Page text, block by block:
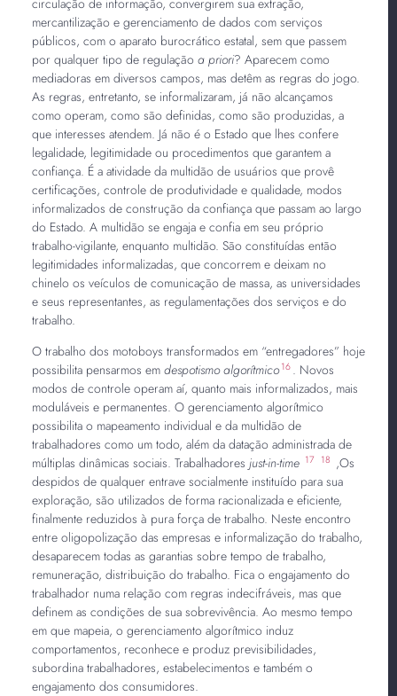
mercantilização e gerenciamento de dados com serviços
públicos, com o aparato burocrático estatal, sem que passem
por qualquer tipo de regulação a priori? Aparecem como
mediadoras em diversos campos, mas detêm as regras do jogo.
As regras, entretanto, se informalizaram, já não alcançamos
como operam, como são definidas, como são produzidas, a
que interesses atendem. Já não é o Estado que lhes confere
legalidade, legitimidade ou procedimentos que garantem a
confiança. É a atividade da multidão de usuários que provê
certificações, controle de produtividade e qualidade, modos
informalizados de construção da confiança que passam ao largo
do Estado. A multidão se engaja e confia em seu próprio
trabalho-vigilante, enquanto multidão. São constituídas então
legitimidades informalizadas, que concorrem e deixam no
chinelo os veículos de comunicação de massa, as universidades
e seus representantes, as regulamentações dos serviços e do
trabalho.
O trabalho dos motoboys transformados em “entregadores” hoje
possibilita pensarmos em despotismo algorítmico 16 . Novos
modos de controle operam aí, quanto mais informalizados, mais
moduláveis e permanentes. O gerenciamento algorítmico
possibilita o mapeamento individual e da multidão de
trabalhadores como um todo, além da datação administrada de
múltiplas dinâmicas sociais. Trabalhadores just-in-time 17 18 ,Os
despidos de qualquer entrave socialmente instituído para sua
exploração, são utilizados de forma racionalizada e eficiente,
finalmente reduzidos à pura força de trabalho. Neste encontro
entre oligopolização das empresas e informalização do trabalho,
desaparecem todas as garantias sobre tempo de trabalho,
remuneração, distribuição do trabalho. Fica o engajamento do
trabalhador numa relação com regras indecifráveis, mas que
definem as condições de sua sobrevivência. Ao mesmo tempo
em que mapeia, o gerenciamento algorítmico induz
comportamentos, reconhece e produz previsibilidades,
subordina trabalhadores, estabelecimentos e também o
engajamento dos consumidores.